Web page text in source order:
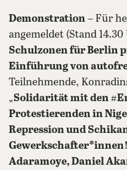
Demonstration – Für
angemeldet (Stand
Schulzonen für Berlin
Einführung von
Teilnehmende,
„Solidarität mit den
Protestierenden in
Repression und
Adaramoye, Daniel